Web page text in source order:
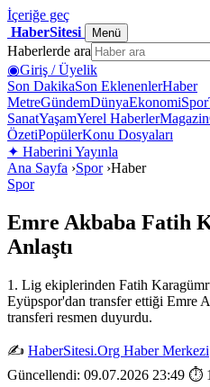
İçeriğe geç
HaberSitesi
Menü
Haberlerde ara
◉Giriş / Üyelik
Son DakikaSon EklenenlerHaber
MetreGündemDünyaEkonomiSpor
SanatYaşamYerel HaberlerMagazin
ÖzetiPopülerKonu Dosyaları
✦ Haberini Yayınla
Ana Sayfa ›Spor ›Haber
Spor
Emre Akbaba Fatih
Anlaştı
1. Lig ekiplerinden Fatih
Eyüpspor'dan transfer ettiği Emre
transferi resmen duyurdu.
✍️ HaberSitesi.Org Haber Merkezi
Güncellendi: 09.07.2026 23:49 ⏱️